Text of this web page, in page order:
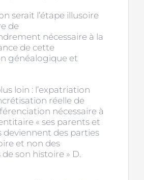
serait l’étape illusoire
de
nécessaire à la
de cette
généalogique et
loin : l’expatriation
réelle de
nécessaire à
« ses parents et
deviennent des parties
et non des
son histoire » D.